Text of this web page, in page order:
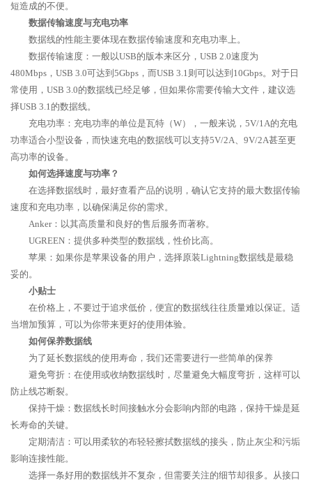
短造成的不便。
数据传输速度与充电功率
数据线的性能主要体现在数据传输速度和充电功率上。
数据传输速度：一般以USB的版本来区分，USB 2.0速度为
480Mbps，USB 3.0可达到5Gbps，而USB 3.1则可以达到10Gbps。对于日
常使用，USB 3.0的数据线已经足够，但如果你需要传输大文件，建议选
择USB 3.1的数据线。
充电功率：充电功率的单位是瓦特（W），一般来说，5V/1A的充电
功率适合小型设备，而快速充电的数据线可以支持5V/2A、9V/2A甚至更
高功率的设备。
如何选择速度与功率？
在选择数据线时，最好查看产品的说明，确认它支持的最大数据传输
速度和充电功率，以确保满足你的需求。
Anker：以其高质量和良好的售后服务而著称。
UGREEN：提供多种类型的数据线，性价比高。
苹果：如果你是苹果设备的用户，选择原装Lightning数据线是最稳
妥的。
小贴士
在价格上，不要过于追求低价，便宜的数据线往往质量难以保证。适
当增加预算，可以为你带来更好的使用体验。
如何保养数据线
为了延长数据线的使用寿命，我们还需要进行一些简单的保养
避免弯折：在使用或收纳数据线时，尽量避免大幅度弯折，这样可以
防止线芯断裂。
保持干燥：数据线长时间接触水分会影响内部的电路，保持干燥是延
长寿命的关键。
定期清洁：可以用柔软的布轻轻擦拭数据线的接头，防止灰尘和污垢
影响连接性能。
选择一条好用的数据线并不复杂，但需要关注的细节却很多。从接口